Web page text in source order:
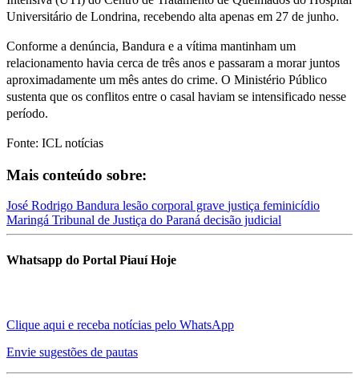
Universitário de Londrina, recebendo alta apenas em 27 de junho.
Conforme a denúncia, Bandura e a vítima mantinham um
relacionamento havia cerca de três anos e passaram a morar juntos
aproximadamente um mês antes do crime. O Ministério Público
sustenta que os conflitos entre o casal haviam se intensificado nesse
período.
Fonte: ICL notícias
Mais conteúdo sobre:
José Rodrigo Bandura lesão corporal grave justiça feminicídio
Maringá Tribunal de Justiça do Paraná decisão judicial
Whatsapp do Portal Piauí Hoje
Clique aqui e receba notícias pelo WhatsApp
Envie sugestões de pautas